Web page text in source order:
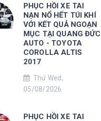
PHỤC HỒI XE TAI
NẠN NỔ HẾT TÚI KHÍ
VỚI KẾT QUẢ NGOẠN
MỤC TẠI QUANG ĐỨC
AUTO - TOYOTA
COROLLA ALTIS
2017
Thứ Wed,
05/08/2026
PHỤC HỒI XE TAI